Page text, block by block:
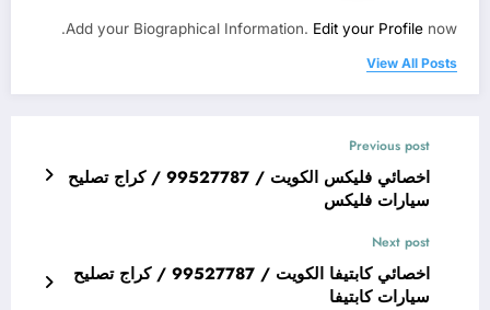
Add your Biographical Information. Edit your Profile now.
View All Posts
Previous post
اخصائي فليكس الكويت / 99527787 / كراج تصليح
سيارات فليكس
Next post
اخصائي كابتيفا الكويت / 99527787 / كراج تصليح
سيارات كابتيفا